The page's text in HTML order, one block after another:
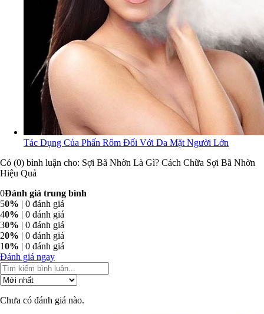
Tác Dụng Của Phấn Rôm Đối Với Da Mặt Người Lớn
Có (0) bình luận cho: Sợi Bã Nhờn Là Gì? Cách Chữa Sợi Bã Nhờn
Hiệu Quả
0Đánh giá trung bình
50% | 0 đánh giá
40% | 0 đánh giá
30% | 0 đánh giá
20% | 0 đánh giá
10% | 0 đánh giá
Đánh giá ngay
Chưa có đánh giá nào.